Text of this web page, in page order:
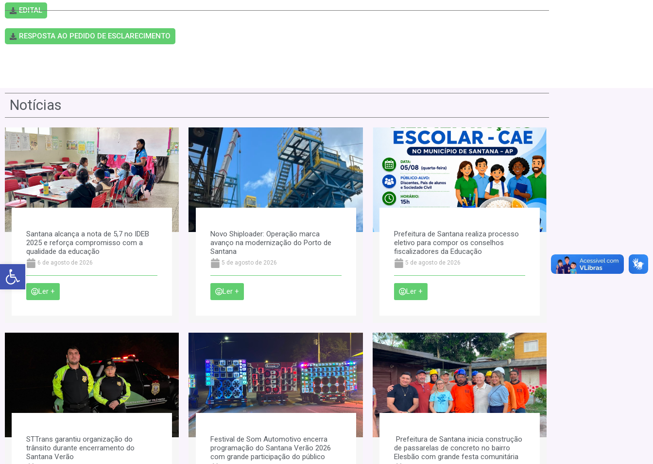
Abrir a barra de ferramentas
EDITAL
RESPOSTA AO PEDIDO DE ESCLARECIMENTO
Notícias
Santana alcança a nota de 5,7 no IDEB
2025 e reforça compromisso com a
qualidade da educação
6 de agosto de 2026
Ler +
Novo Shiploader: Operação marca
avanço na modernização do Porto de
Santana
5 de agosto de 2026
Ler +
Prefeitura de Santana realiza processo
eletivo para compor os conselhos
fiscalizadores da Educação
5 de agosto de 2026
Ler +
STTrans garantiu organização do
trânsito durante encerramento do
Santana Verão
Festival de Som Automotivo encerra
programação do Santana Verão 2026
com grande participação do público
Prefeitura de Santana inicia construção
de passarelas de concreto no bairro
Elesbão com grande festa comunitária